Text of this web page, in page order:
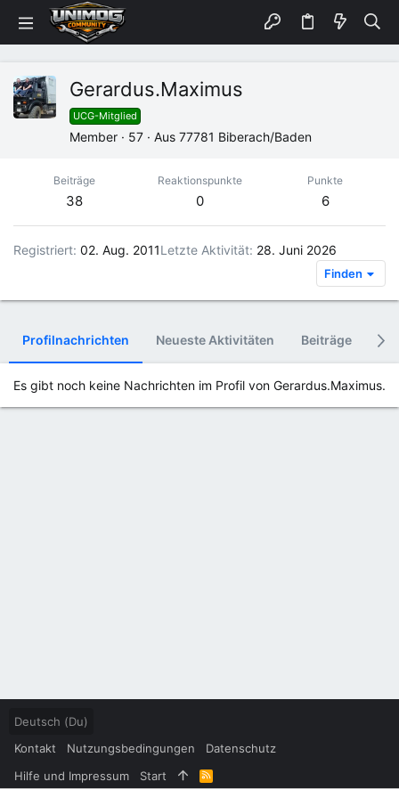
Gerardus.Maximus
UCG-Mitglied
Member · 57 · Aus 77781 Biberach/Baden
Beiträge
38
Reaktionspunkte
0
Punkte
6
Registriert 02. Aug. 2011Letzte Aktivität 28. Juni 2026
Finden
Profilnachrichten Neueste Aktivitäten Beiträge
Es gibt noch keine Nachrichten im Profil von Gerardus.Maximus.
Deutsch (Du)
Kontakt
Nutzungsbedingungen
Datenschutz
Hilfe und Impressum
Start
R
S